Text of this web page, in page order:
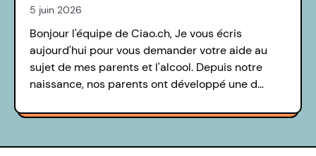
5 juin 2026
Bonjour l'équipe de Ciao.ch, Je vous écris
aujourd'hui pour vous demander votre aide au
sujet de mes parents et l'alcool. Depuis notre
naissance, nos parents ont développé une d…